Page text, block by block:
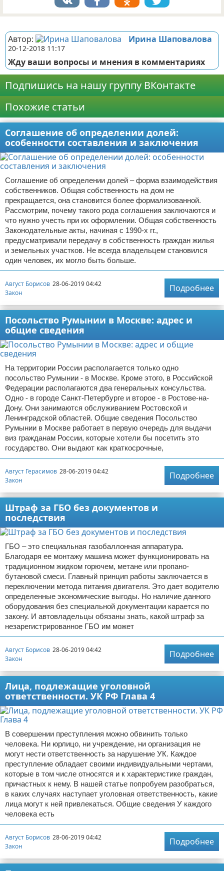
Автор: Ирина Шаповалова
20-12-2018 11:17
Жду ваши вопросы и мнения в комментариях
Подпишись на нашу группу ВКонтакте
Похожие статьи
Соглашение об определении долей:
особенности составления и заключения
Соглашение об определении долей – форма взаимодействия
собственников. Общая собственность на дом не
прекращается, она становится более формализованной.
Рассмотрим, почему такого рода соглашения заключаются и
что нужно учесть при их оформлении. Общая собственность
Законодательные акты, начиная с 1990-х гг.,
предусматривали передачу в собственность граждан жилья
и земельных участков. Не всегда владельцем становился
один человек, их могло быть больше.
Август Борисов 28-06-2019 04:42
Закон
Подробнее
Посольство Румынии в Москве: адрес и
общие сведения
На территории России располагается только одно
посольство Румынии - в Москве. Кроме этого, в Российской
Федерации располагаются два генеральных консульства.
Одно - в городе Санкт-Петербурге и второе - в Ростове-на-
Дону. Они занимаются обслуживанием Ростовской и
Ленинградской областей. Общие сведения Посольство
Румынии в Москве работает в первую очередь для выдачи
виз гражданам России, которые хотели бы посетить это
государство. Они выдают как краткосрочные,
Август Герасимов 28-06-2019 04:42
Закон
Подробнее
Штраф за ГБО без документов и
последствия
ГБО – это специальная газобаллонная аппаратура.
Благодаря ее монтажу машина может функционировать на
традиционном жидком горючем, метане или пропано-
бутановой смеси. Главный принцип работы заключается в
переключении метода питания двигателя. Это дает водителю
определенные экономические выгоды. Но наличие данного
оборудования без специальной документации карается по
закону. И автовладельцы обязаны знать, какой штраф за
незарегистрированное ГБО им может
Август Борисов 28-06-2019 04:42
Закон
Подробнее
Лица, подлежащие уголовной
ответственности. УК РФ Глава 4
В совершении преступления можно обвинить только
человека. Ни юрлицо, ни учреждение, ни организация не
могут нести ответственность за нарушение УК. Каждое
преступление обладает своими индивидуальными чертами,
которые в том числе относятся и к характеристике граждан,
причастных к нему. В нашей статье попробуем разобраться,
в каких случаях наступает уголовная ответственность, какие
лица могут к ней привлекаться. Общие сведения У каждого
человека есть
Август Борисов 28-06-2019 04:42
Закон
Подробнее